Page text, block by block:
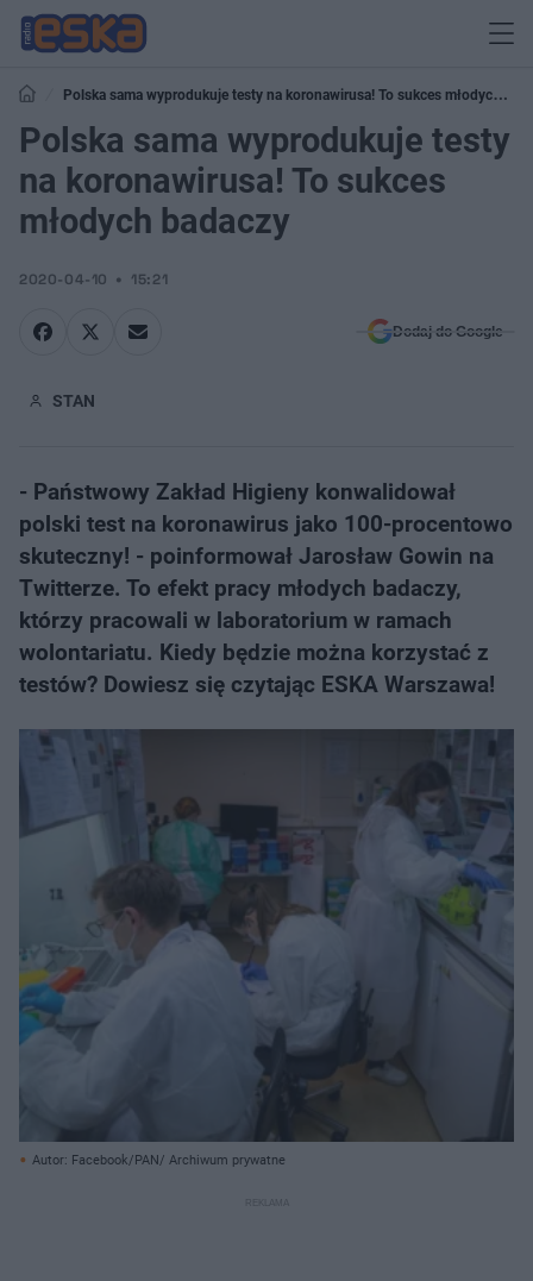
Polska sama wyprodukuje testy na koronawirusa! To sukces młodych
badaczy
Polska sama wyprodukuje testy
na koronawirusa! To sukces
młodych badaczy
2020-04-10 15:21
Dodaj do Google
STAN
- Państwowy Zakład Higieny konwalidował
polski test na koronawirus jako 100-procentowo
skuteczny! - poinformował Jarosław Gowin na
Twitterze. To efekt pracy młodych badaczy,
którzy pracowali w laboratorium w ramach
wolontariatu. Kiedy będzie można korzystać z
testów? Dowiesz się czytając ESKA Warszawa!
Autor: Facebook/PAN/ Archiwum prywatne